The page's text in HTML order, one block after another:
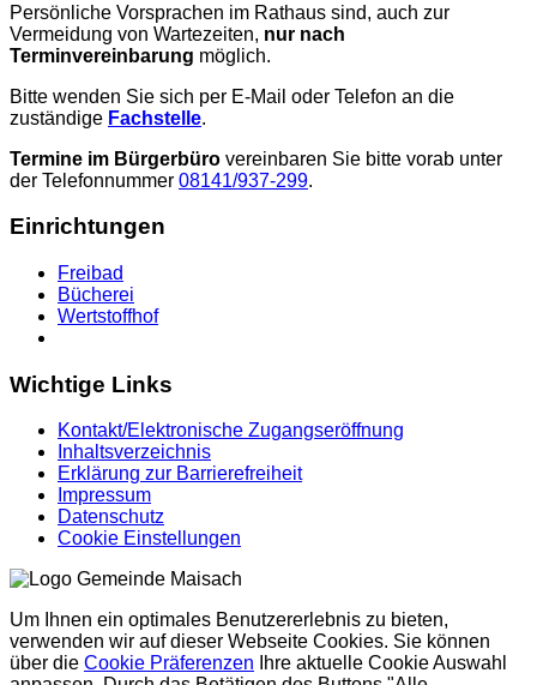
Persönliche Vorsprachen im Rathaus sind, auch zur
Vermeidung von Wartezeiten, nur nach
Terminvereinbarung möglich.
Bitte wenden Sie sich per E-Mail oder Telefon an die
zuständige Fachstelle.
Termine im Bürgerbüro vereinbaren Sie bitte vorab unter
der Telefonnummer 08141/937-299.
Einrichtungen
Freibad
Bücherei
Wertstoffhof
Wichtige Links
Kontakt/Elektronische Zugangseröffnung
Inhaltsverzeichnis
Erklärung zur Barrierefreiheit
Impressum
Datenschutz
Cookie Einstellungen
Um Ihnen ein optimales Benutzererlebnis zu bieten,
verwenden wir auf dieser Webseite Cookies. Sie können
über die Cookie Präferenzen Ihre aktuelle Cookie Auswahl